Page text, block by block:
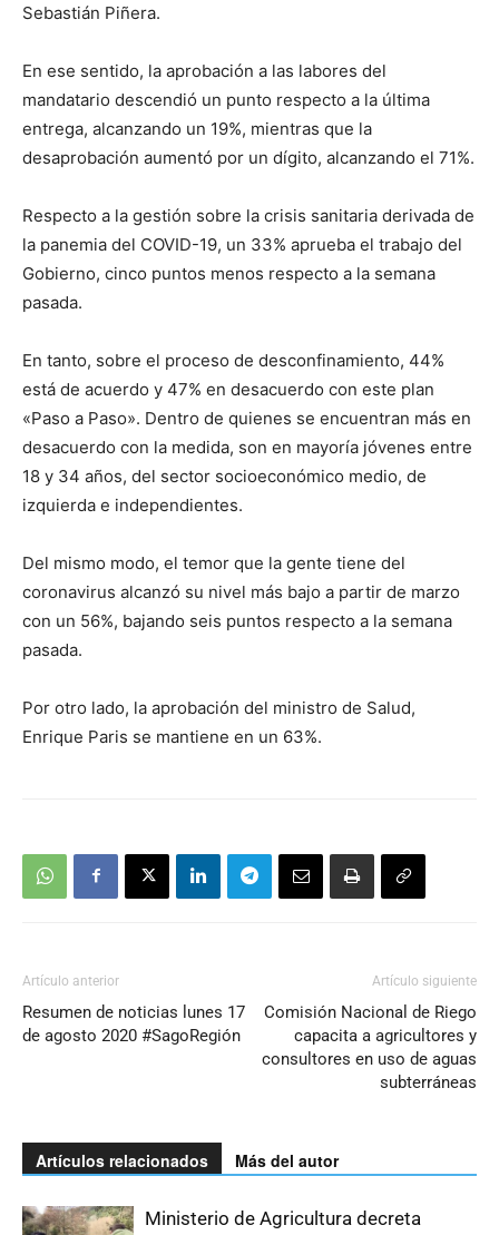
Sebastián Piñera.
En ese sentido, la aprobación a las labores del
mandatario descendió un punto respecto a la última
entrega, alcanzando un 19%, mientras que la
desaprobación aumentó por un dígito, alcanzando el 71%.
Respecto a la gestión sobre la crisis sanitaria derivada de
la panemia del COVID-19, un 33% aprueba el trabajo del
Gobierno, cinco puntos menos respecto a la semana
pasada.
En tanto, sobre el proceso de desconfinamiento, 44%
está de acuerdo y 47% en desacuerdo con este plan
«Paso a Paso». Dentro de quienes se encuentran más en
desacuerdo con la medida, son en mayoría jóvenes entre
18 y 34 años, del sector socioeconómico medio, de
izquierda e independientes.
Del mismo modo, el temor que la gente tiene del
coronavirus alcanzó su nivel más bajo a partir de marzo
con un 56%, bajando seis puntos respecto a la semana
pasada.
Por otro lado, la aprobación del ministro de Salud,
Enrique Paris se mantiene en un 63%.
Artículo anterior
Resumen de noticias lunes 17
de agosto 2020 #SagoRegión
Artículo siguiente
Comisión Nacional de Riego
capacita a agricultores y
consultores en uso de aguas
subterráneas
Artículos relacionados Más del autor
Ministerio de Agricultura decreta